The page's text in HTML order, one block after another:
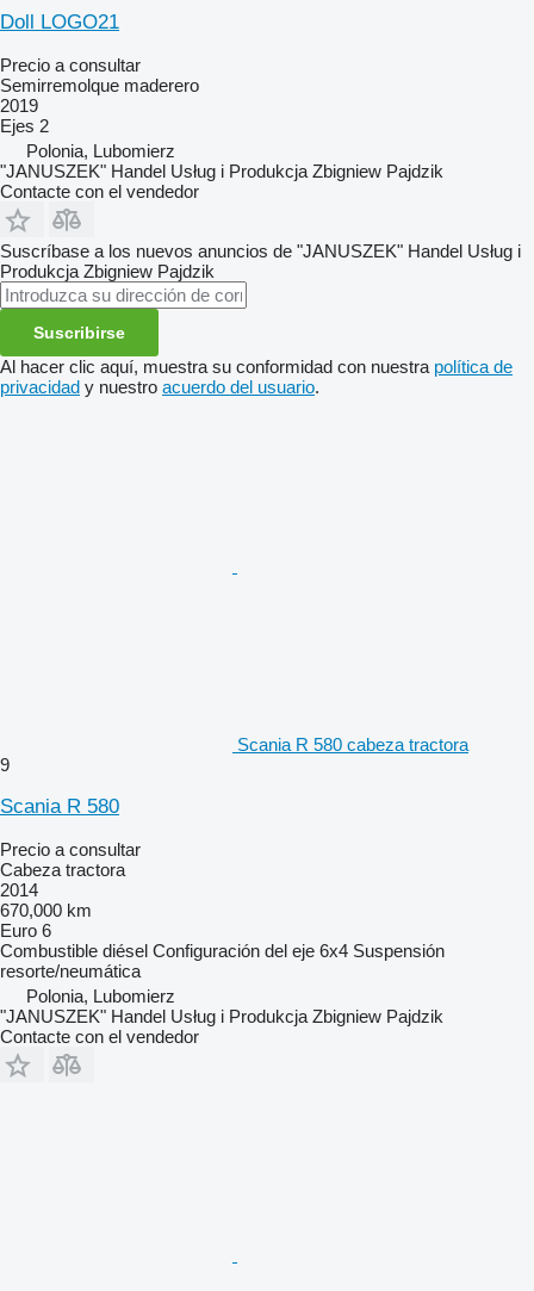
Doll LOGO21
Precio a consultar
Semirremolque maderero
2019
Ejes 2
Polonia, Lubomierz
"JANUSZEK" Handel Usług i Produkcja Zbigniew Pajdzik
Contacte con el vendedor
Suscríbase a los nuevos anuncios de "JANUSZEK" Handel Usług i
Produkcja Zbigniew Pajdzik
Suscribirse
Al hacer clic aquí, muestra su conformidad con nuestra política de
privacidad y nuestro acuerdo del usuario.
Scania R 580 cabeza tractora
9
Scania R 580
Precio a consultar
Cabeza tractora
2014
670,000 km
Euro 6
Combustible diésel Configuración del eje 6x4 Suspensión
resorte/neumática
Polonia, Lubomierz
"JANUSZEK" Handel Usług i Produkcja Zbigniew Pajdzik
Contacte con el vendedor